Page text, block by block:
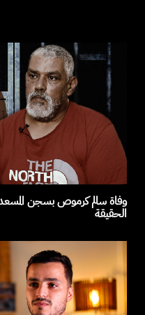
وفاة سالم كرموص بسجن
الحقيقة